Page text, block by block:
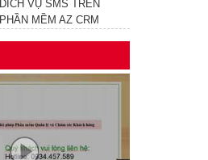
DICH VỤ SMS TRÊN
PHẦN MỀM AZ CRM